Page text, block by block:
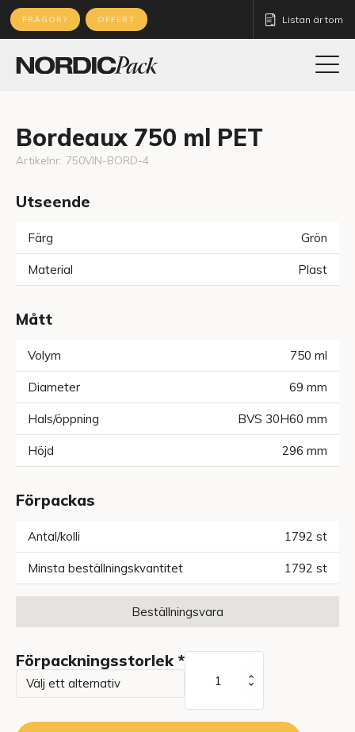
FRÅGOR? OFFERT Listan är tom
Bordeaux 750 ml PET
Artikelnr: 750VIN-BORD-4
Utseende
Färg Grön
Material Plast
Mått
Volym 750 ml
Diameter 69 mm
Hals/öppning BVS 30H60 mm
Höjd 296 mm
Förpackas
Antal/kolli 1792 st
Minsta beställningskvantitet 1792 st
Beställningsvara
Förpackningsstorlek *
ml
PET